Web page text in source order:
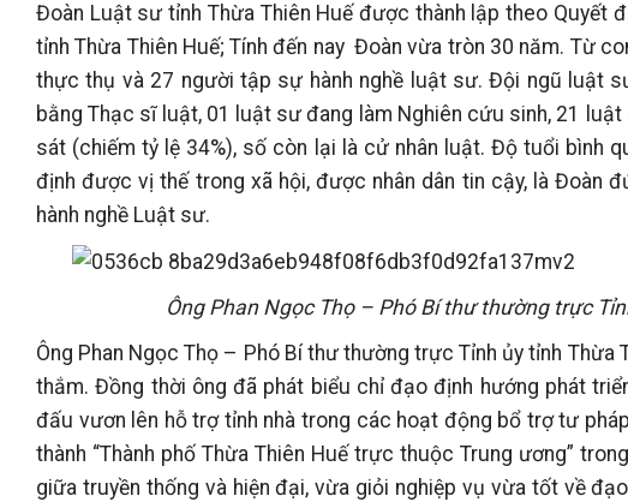
Đoàn Luật sư tỉnh Thừa Thiên Huế được thành lập theo Quyết
tỉnh Thừa Thiên Huế; Tính đến nay Đoàn vừa tròn 30 năm. Từ
thực thụ và 27 người tập sự hành nghề luật sư. Đội ngũ luật
bằng Thạc sĩ luật, 01 luật sư đang làm Nghiên cứu sinh, 21
sát (chiếm tỷ lệ 34%), số còn lại là cử nhân luật. Độ tuổi bình
định được vị thế trong xã hội, được nhân dân tin cậy, là Đoàn
hành nghề Luật sư.
Ông Phan Ngọc Thọ – Phó Bí thư thường trực
Ông Phan Ngọc Thọ – Phó Bí thư thường trực Tỉnh ủy tỉnh
thắm. Đồng thời ông đã phát biểu chỉ đạo định hướng phát
đấu vươn lên hỗ trợ tỉnh nhà trong các hoạt động bổ trợ tư
thành “Thành phố Thừa Thiên Huế trực thuộc Trung ương”
giữa truyền thống và hiện đại, vừa giỏi nghiệp vụ vừa tốt về